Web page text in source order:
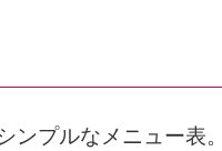
ンプルなメニュー表